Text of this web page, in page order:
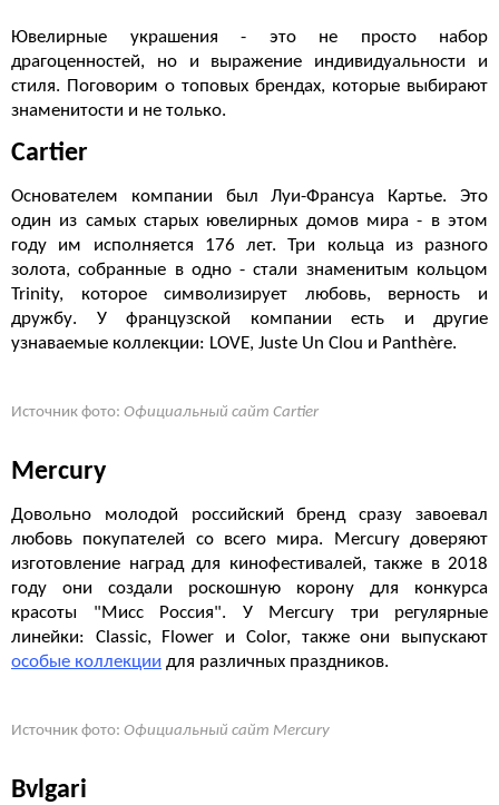
Ювелирные украшения - это не просто набор
драгоценностей, но и выражение индивидуальности и
стиля. Поговорим о топовых брендах, которые выбирают
знаменитости и не только.
Cartier
Основателем компании был Луи-Франсуа Картье. Это
один из самых старых ювелирных домов мира - в этом
году им исполняется 176 лет. Три кольца из разного
золота, собранные в одно - стали знаменитым кольцом
Trinity, которое символизирует любовь, верность и
дружбу. У французской компании есть и другие
узнаваемые коллекции: LOVE, Juste Un Clou и Panthère.
Источник фото: Официальный сайт Cartier
Mercury
Довольно молодой российский бренд сразу завоевал
любовь покупателей со всего мира. Mercury доверяют
изготовление наград для кинофестивалей, также в 2018
году они создали роскошную корону для конкурса
красоты "Мисс Россия". У Mercury три регулярные
линейки: Classic, Flower и Color, также они выпускают
особые коллекции для различных праздников.
Источник фото: Официальный сайт Mercury
Bvlgari